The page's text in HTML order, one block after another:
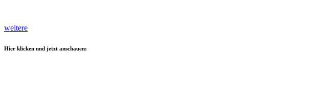
weitere
Hier klicken und jetzt anschauen: